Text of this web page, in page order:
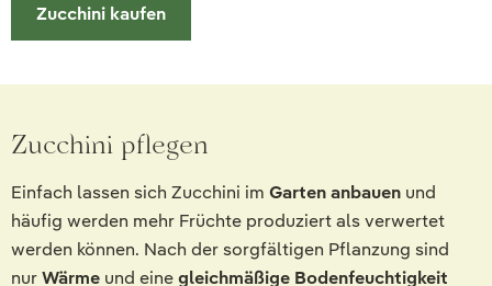
Zucchini kaufen
Zucchini pflegen
Einfach lassen sich Zucchini im Garten anbauen und
häufig werden mehr Früchte produziert als verwertet
werden können. Nach der sorgfältigen Pflanzung sind
nurWärme und einegleichmäßige Bodenfeuchtigkeit